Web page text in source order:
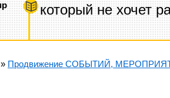
который не хочет
» Продвижение СОБЫТИЙ,